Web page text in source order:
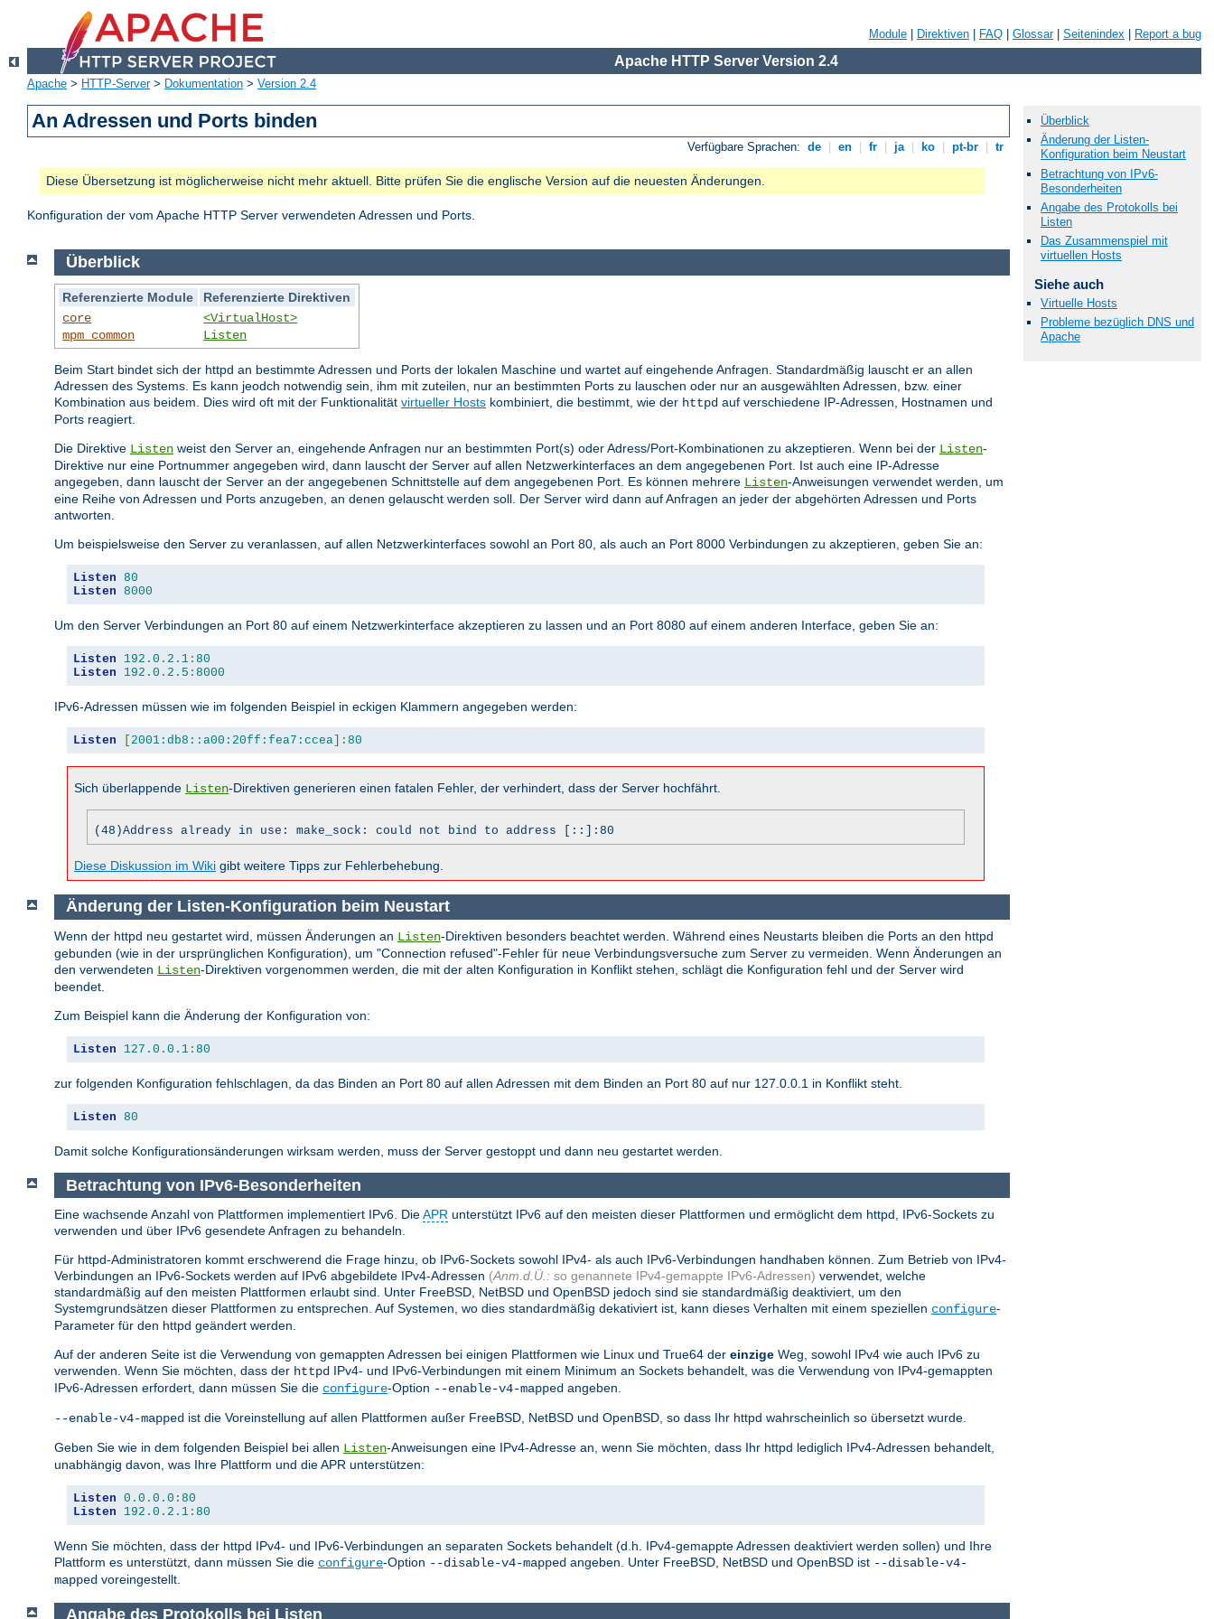
Module Direktiven FAQ Glossar| Seitenindex Report a bug
Apache HTTP Server Version 2.4
Apache > HTTP-Server> Dokumentation > Version 2.4
An Adressen und Ports binden
Verfügbare Sprachen: de en fr ja ko pt-br tr
Diese Übersetzung ist möglicherweise nicht mehr aktuell. Bitte prüfen Sie die englische Version auf die neuesten Änderungen.
Konfiguration der vom Apache HTTP Server verwendeten Adressen und Ports.
Überblick
Referenzierte Module
Referenzierte Direktiven
core
mpm_common
<VirtualHost>
Listen
Beim Start bindet sich der httpd an bestimmte Adressen und Ports der lokalen Maschine und wartet auf eingehende Anfragen. Standardmäßig lauscht er an allen
Adressen des Systems. Es kann jeodch notwendig sein, ihm mit zuteilen, nur an bestimmten Ports zu lauschen oder nur an ausgewählten Adressen, bzw. einer
Kombination aus beidem. Dies wird oft mit der Funktionalität virtueller Hosts kombiniert, die bestimmt, wie der httpd auf verschiedene IP-Adressen, Hostnamen und
Ports reagiert.
Die Direktive Listen weist den Server an, eingehende Anfragen nur an bestimmten Port(s) oder Adress/Port-Kombinationen zu akzeptieren. Wenn bei der Listen-
Direktive nur eine Portnummer angegeben wird, dann lauscht der Server auf allen Netzwerkinterfaces an dem angegebenen Port. Ist auch eine IP-Adresse
angegeben, dann lauscht der Server an der angegebenen Schnittstelle auf dem angegebenen Port. Es können mehrere Listen-Anweisungen verwendet werden, um
eine Reihe von Adressen und Ports anzugeben, an denen gelauscht werden soll. Der Server wird dann auf Anfragen an jeder der abgehörten Adressen und Ports
antworten.
Um beispielsweise den Server zu veranlassen, auf allen Netzwerkinterfaces sowohl an Port 80, als auch an Port 8000 Verbindungen zu akzeptieren, geben Sie an:
Listen 80
Listen 8000
Um den Server Verbindungen an Port 80 auf einem Netzwerkinterface akzeptieren zu lassen und an Port 8080 auf einem anderen Interface, geben Sie an:
Listen 192.0 . 2.1 : 80
Listen
192.0 . 2.5 : 8000
IPv6-Adressen müssen wie im folgenden Beispiel in eckigen Klammern angegeben werden:
Listen [ 2001:db8::a00:20ff:fea7:ccea]: 80
Sich überlappende Listen-Direktiven generieren einen fatalen Fehler, der verhindert, dass der Server hochfährt.
(48)Address already in use: make_sock: could not bind to address [::]:80
Diese Diskussion im Wiki gibt weitere Tipps zur Fehlerbehebung.
Änderung der Listen-Konfiguration beim Neustart
Wenn der httpd neu gestartet wird, müssen Änderungen an Listen-Direktiven besonders beachtet werden. Während eines Neustarts bleiben die Ports an den httpd
gebunden (wie in der ursprünglichen Konfiguration), um "Connection refused"-Fehler für neue Verbindungsversuche zum Server zu vermeiden. Wenn Änderungen an
den verwendeten Listen-Direktiven vorgenommen werden, die mit der alten Konfiguration in Konflikt stehen, schlägt die Konfiguration fehl und der Server wird
beendet.
Zum Beispiel kann die Änderung der Konfiguration von:
Listen 127.0 . 0.1 : 80
zur folgenden Konfiguration fehlschlagen, da das Binden an Port 80 auf allen Adressen mit dem Binden an Port 80 auf nur 127.0.0.1 in Konflikt steht.
Listen 80
Damit solche Konfigurationsänderungen wirksam werden, muss der Server gestoppt und dann neu gestartet werden.
Betrachtung von IPv6-Besonderheiten
Eine wachsende Anzahl von Plattformen implementiert IPv6. DieAPR unterstützt IPv6 auf den meisten dieser Plattformen und ermöglicht dem httpd, IPv6-Sockets zu
verwenden und über IPv6 gesendete Anfragen zu behandeln.
Für httpd-Administratoren kommt erschwerend die Frage hinzu, ob IPv6-Sockets sowohl IPv4- als auch IPv6-Verbindungen handhaben können. Zum Betrieb von IPv4-
Verbindungen an IPv6-Sockets werden auf IPv6 abgebildete IPv4-Adressen (Anm.d.Ü.: so genannete IPv4-gemappte IPv6-Adressen) verwendet, welche
standardmäßig auf den meisten Plattformen erlaubt sind. Unter FreeBSD, NetBSD und OpenBSD jedoch sind sie standardmäßig deaktiviert, um den
Systemgrundsätzen dieser Plattformen zu entsprechen. Auf Systemen, wo dies standardmäßig dekativiert ist, kann dieses Verhalten mit einem speziellen configure-
Parameter für den httpd geändert werden.
Auf der anderen Seite ist die Verwendung von gemappten Adressen bei einigen Plattformen wie Linux und True64 der einzige Weg, sowohl IPv4 wie auch IPv6 zu
verwenden. Wenn Sie möchten, dass der httpd IPv4- und IPv6-Verbindungen mit einem Minimum an Sockets behandelt, was die Verwendung von IPv4-gemappten
IPv6-Adressen erfordert, dann müssen Sie die configure-Option --enable-v4-mapped angeben.
--enable-v4-mapped ist die Voreinstellung auf allen Plattformen außer FreeBSD, NetBSD und OpenBSD, so dass Ihr httpd wahrscheinlich so übersetzt wurde.
Geben Sie wie in dem folgenden Beispiel bei allen Listen-Anweisungen eine IPv4-Adresse an, wenn Sie möchten, dass Ihr httpd lediglich IPv4-Adressen behandelt,
unabhängig davon, was Ihre Plattform und die APR unterstützen:
Listen 0.0 . 0.0 : 80
Listen
192.0 . 2.1 : 80
Wenn Sie möchten, dass der httpd IPv4- und IPv6-Verbindungen an separaten Sockets behandelt (d.h. IPv4-gemappte Adressen deaktiviert werden sollen) und Ihre
Plattform es unterstützt, dann müssen Sie die configure-Option --disable-v4-mapped angeben. Unter FreeBSD, NetBSD und OpenBSD ist --disable-v4-
mapped voreingestellt.
Angabe des Protokolls bei Listen
Überblick
Änderung der Listen-
Konfiguration beim Neustart
Betrachtung von IPv6-
Besonderheiten
Angabe des Protokolls bei
Listen
Das Zusammenspiel mit
virtuellen Hosts
Siehe auch
Virtuelle Hosts
Probleme bezüglich DNS und
Apache